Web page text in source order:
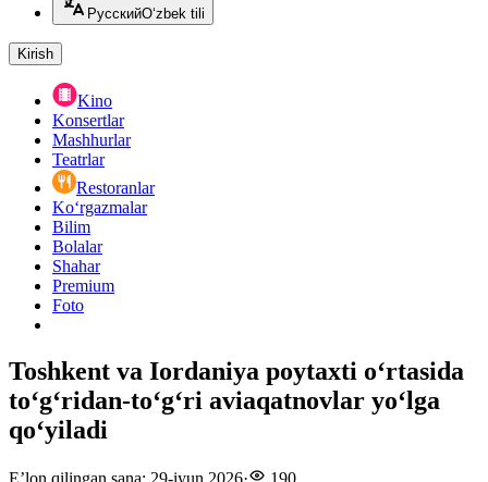
РусскийO‘zbek tili
Kirish
Kino
Konsertlar
Mashhurlar
Teatrlar
Restoranlar
Ko‘rgazmalar
Bilim
Bolalar
Shahar
Premium
Foto
Toshkent va Iordaniya poytaxti o‘rtasida
to‘g‘ridan-to‘g‘ri aviaqatnovlar yo‘lga
qo‘yiladi